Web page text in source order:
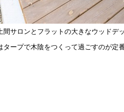
間サロンとフラットの大きなウッドデ
タープで木陰をつくって過ごすのが定